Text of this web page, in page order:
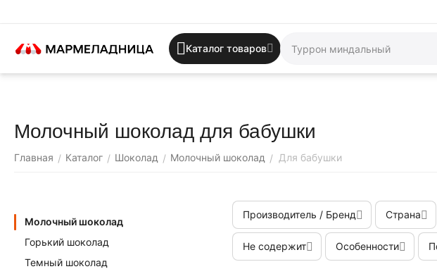
Каталог товаров
Молочный шоколад для бабушки
Главная / Каталог / Шоколад / Молочный шоколад / Для бабушки
Производитель / Бренд Страна
Не содержит Особенности
Молочный шоколад
Горький шоколад
Темный шоколад